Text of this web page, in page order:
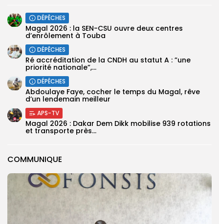
COMMUNIQUE
DÉPÊCHES
Magal 2026 : la SEN-CSU ouvre deux centres
d’enrôlement à Touba
DÉPÊCHES
Ré accréditation de la CNDH au statut A : ”une
priorité nationale”,...
DÉPÊCHES
Abdoulaye Faye, cocher le temps du Magal, rêve
d’un lendemain meilleur
APS-TV
Magal 2026 : Dakar Dem Dikk mobilise 939 rotations
et transporte près...